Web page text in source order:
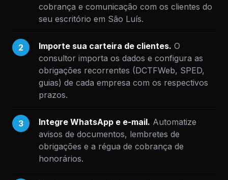
cobrança e comunicação com os clientes do
seu escritório em São Luís.
2 Importe sua carteira de clientes. O
consultor importa os dados e configura as
obrigações recorrentes (DCTFWeb, SPED,
guias) de cada empresa com os respectivos
prazos.
3 Integre WhatsApp e e-mail. Automatize
avisos de documentos, lembretes de
obrigações e a régua de cobrança de
honorários.